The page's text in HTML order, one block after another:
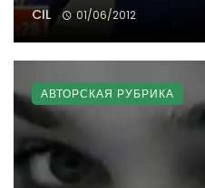
CIL 01/06/2012
АВТОРСКАЯ РУБРИКА